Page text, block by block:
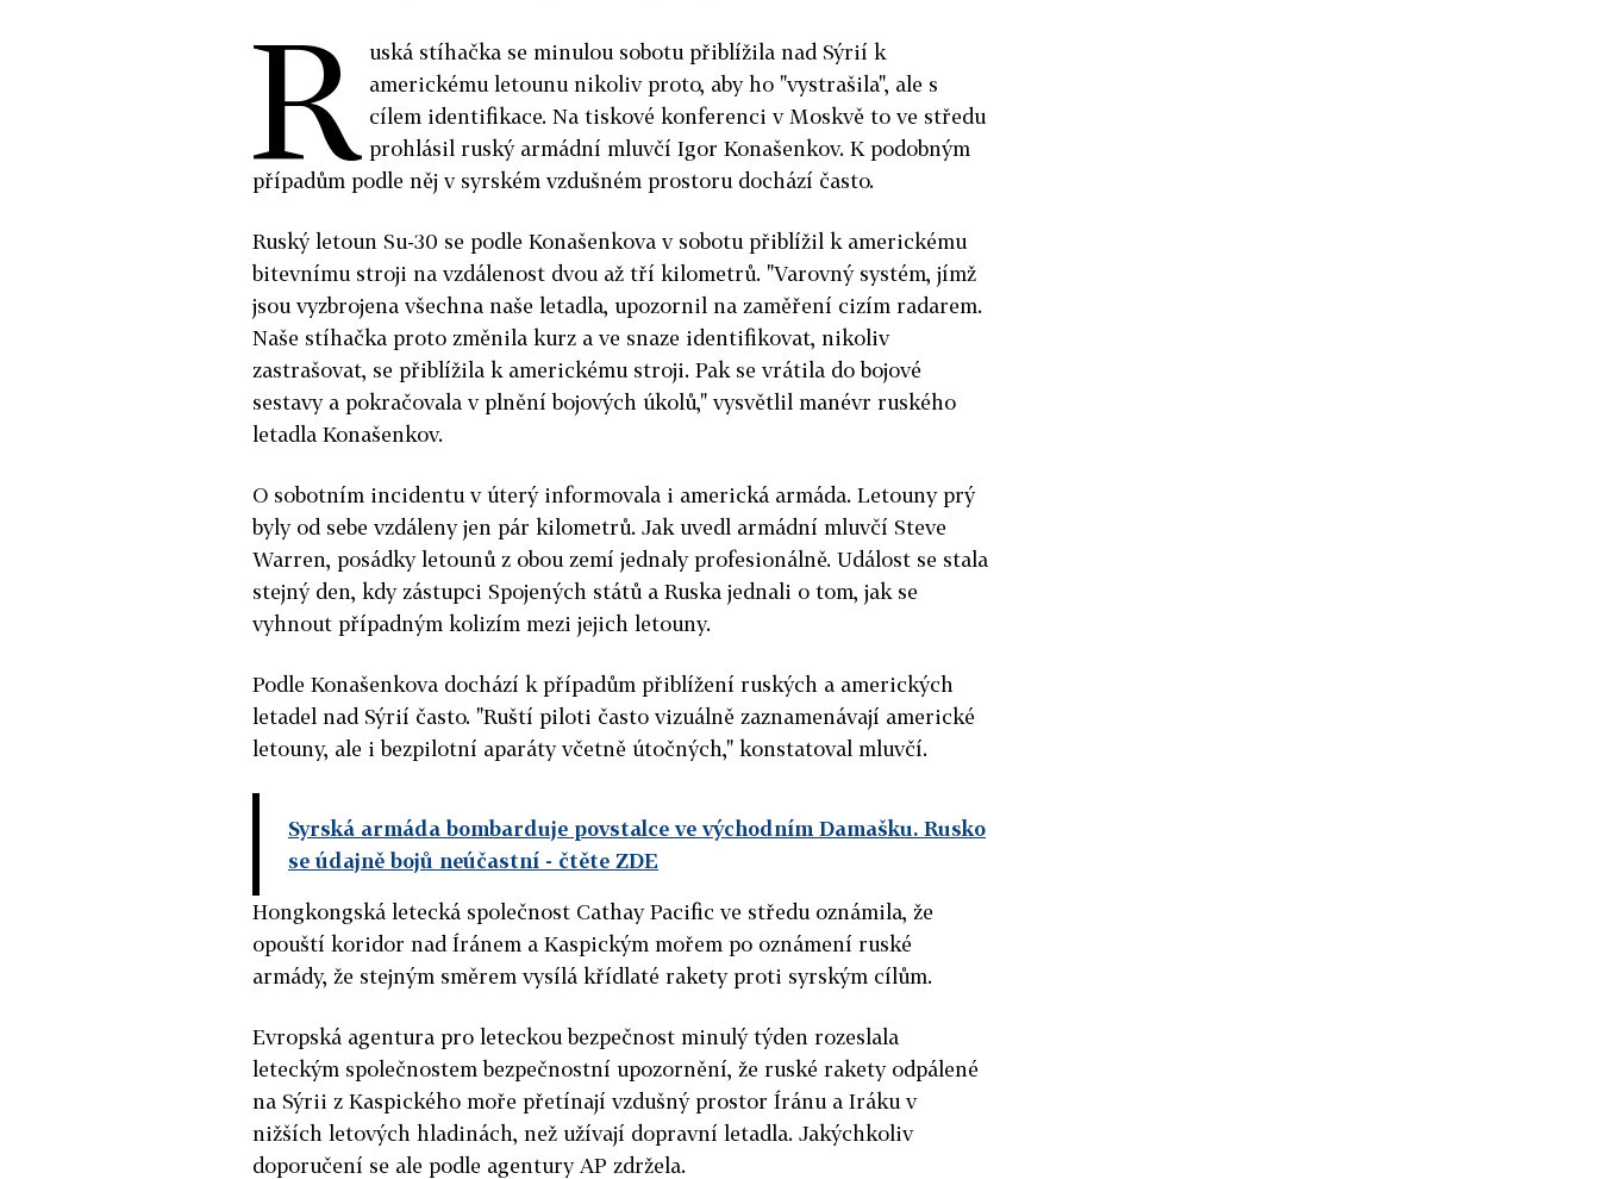
R uská stíhačka se minulou sobotu přiblížila nad Sýrií k
americkému letounu nikoliv proto, aby ho "vystrašila", ale s
cílem identifikace. Na tiskové konferenci v Moskvě to ve středu
prohlásil ruský armádní mluvčí Igor Konašenkov. K podobným
případům podle něj v syrském vzdušném prostoru dochází často.
Ruský letoun Su-30 se podle Konašenkova v sobotu přiblížil k americkému
bitevnímu stroji na vzdálenost dvou až tří kilometrů. "Varovný systém, jímž
jsou vyzbrojena všechna naše letadla, upozornil na zaměření cizím radarem.
Naše stíhačka proto změnila kurz a ve snaze identifikovat, nikoliv
zastrašovat, se přiblížila k americkému stroji. Pak se vrátila do bojové
sestavy a pokračovala v plnění bojových úkolů," vysvětlil manévr ruského
letadla Konašenkov.
O sobotním incidentu v úterý informovala i americká armáda. Letouny prý
byly od sebe vzdáleny jen pár kilometrů. Jak uvedl armádní mluvčí Steve
Warren, posádky letounů z obou zemí jednaly profesionálně. Událost se stala
stejný den, kdy zástupci Spojených států a Ruska jednali o tom, jak se
vyhnout případným kolizím mezi jejich letouny.
Podle Konašenkova dochází k případům přiblížení ruských a amerických
letadel nad Sýrií často. "Ruští piloti často vizuálně zaznamenávají americké
letouny, ale i bezpilotní aparáty včetně útočných," konstatoval mluvčí.
Syrská armáda bombarduje povstalce ve východním Damašku. Rusko
se údajně bojů neúčastní - čtěte ZDE
Hongkongská letecká společnost Cathay Pacific ve středu oznámila, že
opouští koridor nad Íránem a Kaspickým mořem po oznámení ruské
armády, že stejným směrem vysílá křídlaté rakety proti syrským cílům.
Evropská agentura pro leteckou bezpečnost minulý týden rozeslala
leteckým společnostem bezpečnostní upozornění, že ruské rakety odpálené
na Sýrii z Kaspického moře přetínají vzdušný prostor Íránu a Iráku v
nižších letových hladinách, než užívají dopravní letadla. Jakýchkoliv
doporučení se ale podle agentury AP zdržela.